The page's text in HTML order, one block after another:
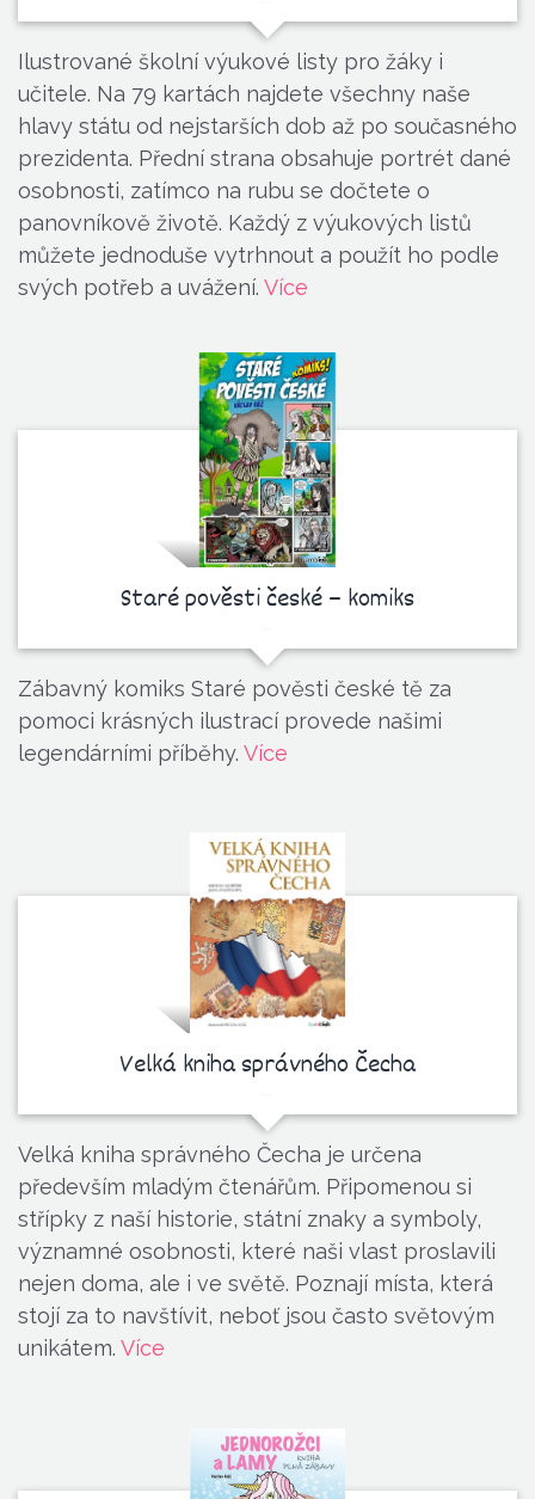
Ilustrované školní výukové listy pro žáky i
učitele. Na 79 kartách najdete všechny naše
hlavy státu od nejstarších dob až po současného
prezidenta. Přední strana obsahuje portrét dané
osobnosti, zatímco na rubu se dočtete o
panovníkově životě. Každý z výukových listů
můžete jednoduše vytrhnout a použít ho podle
svých potřeb a uvážení. Více
Staré pověsti české – komiks
Zábavný komiks Staré pověsti české tě za
pomoci krásných ilustrací provede našimi
legendárními příběhy. Více
Velká kniha správného Čecha
Velká kniha správného Čecha je určena
především mladým čtenářům. Připomenou si
střípky z naší historie, státní znaky a symboly,
významné osobnosti, které naši vlast proslavili
nejen doma, ale i ve světě. Poznají místa, která
stojí za to navštívit, neboť jsou často světovým
unikátem. Více